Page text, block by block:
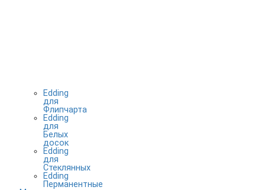
Edding
для
Флипчарта
Edding
для
Белых
досок
Edding
для
Стеклянных
Edding
Перманентные